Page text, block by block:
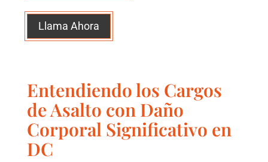
Llama Ahora
Entendiendo los Cargos
de Asalto con Daño
Corporal Significativo en
DC